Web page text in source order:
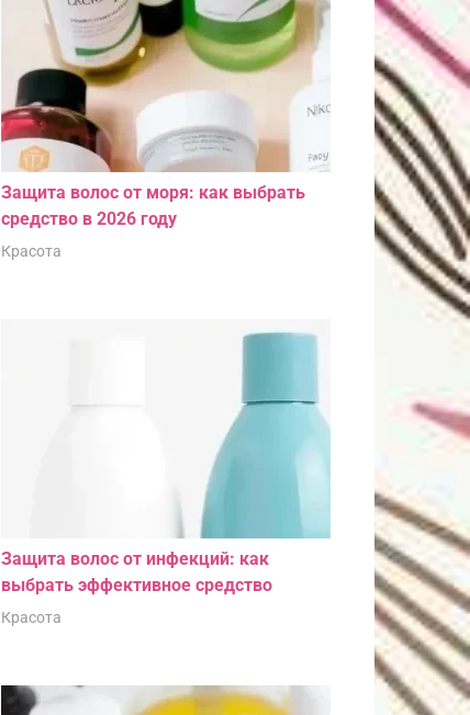
Защита волос от моря: как выбрать
средство в 2026 году
Красота
Защита волос от инфекций: как
выбрать эффективное средство
Красота